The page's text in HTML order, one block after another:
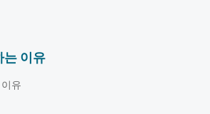
는 이유
유